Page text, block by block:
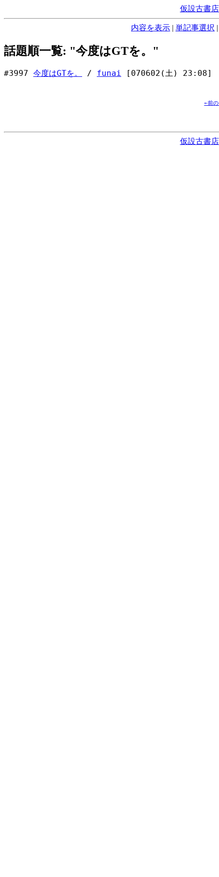
仮設古書店
内容を表示 | 単記事選択
話題順一覧: "今度はGTを。"
#3997 今度はGTを。 / funai [070602(土) 23:08]
←前
仮設古書店